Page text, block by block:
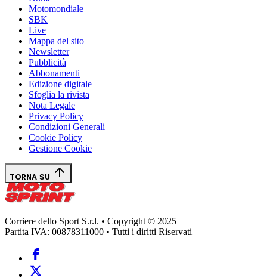
Motomondiale
SBK
Live
Mappa del sito
Newsletter
Pubblicità
Abbonamenti
Edizione digitale
Sfoglia la rivista
Nota Legale
Privacy Policy
Condizioni Generali
Cookie Policy
Gestione Cookie
TORNA SU
Corriere dello Sport S.r.l. • Copyright © 2025
Partita IVA: 00878311000 • Tutti i diritti Riservati